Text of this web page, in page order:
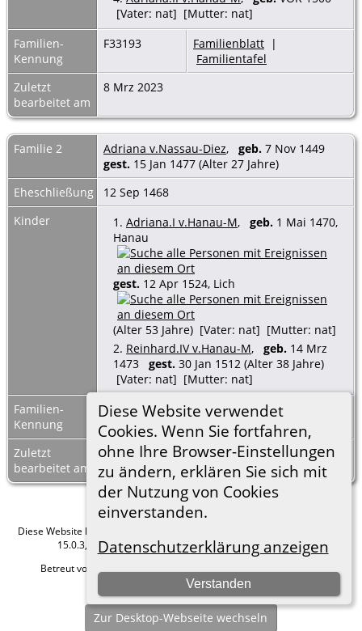
Diese Website verwendet
Cookies. Wenn Sie fortfahren,
ohne Ihre Browser-Einstellungen
zu ändern, erklären Sie sich mit
der Nutzung von Cookies
einverstanden.
Datenschutzerklärung anzeigen
Verstanden
[Vater: nat] [Mutter: nat]
Familien-
Kennung
F33193 Familienblatt |
Familientafel
Zuletzt
bearbeitet am
8 Mrz 2023
Familie 2 Adriana v.Nassau-Diez, geb. 7 Nov 1449
gest. 15 Jan 1477 (Alter 27 Jahre)
Eheschließung
12 Sep 1468
Kinder
1. Adriana.I v.Hanau-M, geb. 1 Mai 1470,
Hanau
gest. 12 Apr 1524, Lich
(Alter 53 Jahre) [Vater: nat] [Mutter: nat]
2. Reinhard.IV v.Hanau-M, geb. 14 Mrz
1473 gest. 30 Jan 1512 (Alter 38 Jahre)
[Vater: nat] [Mutter: nat]
Familien-
Kennung
F02720 Familienblatt|
Familientafel
Zuletzt
bearbeitet am
8 Mrz 2023
Diese Website läuft mit
15.0.3, programmiert von Darrin Lythgoe © 2001-2026.
Betreut von
Hier geht es zum Impressum
Zur Desktop-Webseite wechseln